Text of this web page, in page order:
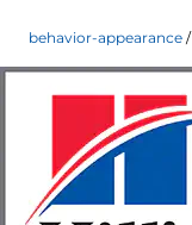
behavior-appearance
sēro,
palīdzēt
Uzvedība un